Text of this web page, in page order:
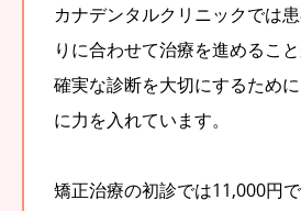
カナデンタルクリニックでは
りに合わせて治療を進めること
確実な診断を大切にするため
に力を入れています。
矯正治療の初診では11,000円